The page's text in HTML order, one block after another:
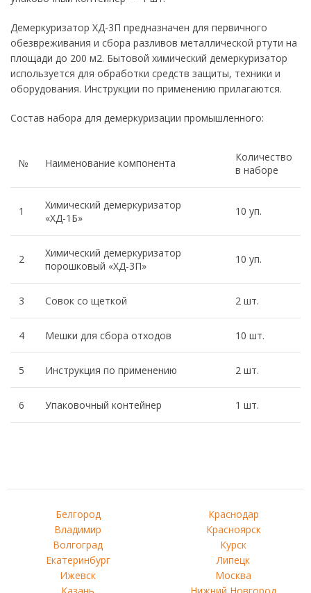
Демеркуризатор ХД-3П предназначен для первичного
обезвреживания и сбора разливов металлической ртути на
площади до 200 м2. Бытовой химический демеркуризатор
используется для обработки средств защиты, техники и
оборудования. Инструкции по применению прилагаются.
Состав набора для демеркуризации промышленного:
№ Наименование компонента
Количество
в наборе
1
Химический демеркуризатор
«ХД-1Б»
10 уп.
2
Химический демеркуризатор
порошковый «ХД-3П»
10 уп.
3 Совок со щеткой 2 шт.
4 Мешки для сбора отходов 10 шт.
5 Инструкция по применению 2 шт.
6 Упаковочный контейнер 1 шт.
Белгород
Владимир
Волгоград
Екатеринбург
Ижевск
Казань
Краснодар
Красноярск
Курск
Липецк
Москва
Нижний Новгород